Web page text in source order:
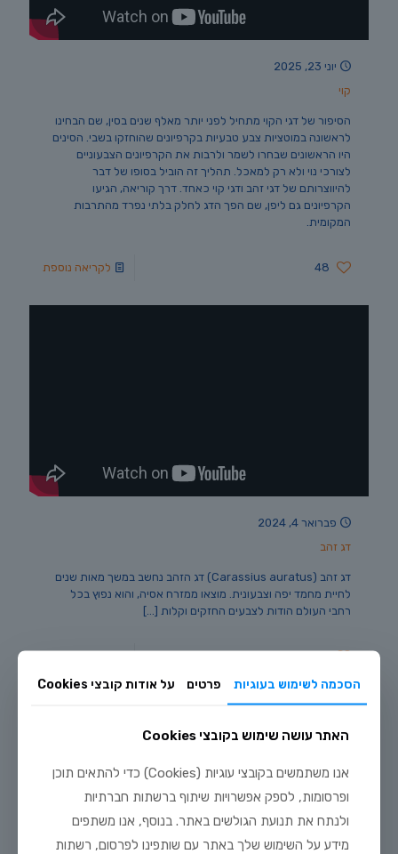
יוני 23, 2025
קוי
הסיפור של דגי הקוי מתחיל לפני יותר מאלף שנים בסין, שם הבחינו
לראשונה במוטציות צבע טבעיות בקרפיונים שהוחזקו בשבי. הסינים
היו הראשונים שבחרו לשמר ולרבות את הקרפיונים הצבעוניים
לצורכי נוי ולא רק למאכל. תהליך זה הוביל בסופו של דבר
להיווצרותם של דגי זהב ודגי קוי כאחד. דרך קוריאה, הגיעו
הקרפיונים גם ליפן, שם הפך הדג לחלק בלתי נפרד מהתרבות
המקומית.
48 לקריאה נוספת
פברואר 4, 2024
דג זהב
דג זהב (Carassius auratus) דג הזהב נחשב במשך מאות שנים
לחיית מחמד יפה וצבעונית. מוצאו ממזרח אסיה, והוא נפוץ בכל
רחבי העולם הודות לצבעים החזקים וקלות […]
הסכמה לשימוש בעוגיות פרטים על אודות קובצי Cookies
האתר עושה שימוש בקובצי Cookies
אנו משתמשים בקובצי עוגיות (Cookies) כדי להתאים תוכן
ופרסומות, לספק אפשרויות שיתוף ברשתות חברתיות
ולנתח את תנועת הגולשים באתר. בנוסף, אנו משתפים
מידע על השימוש שלך באתר עם שותפינו לפרסום, רשתות